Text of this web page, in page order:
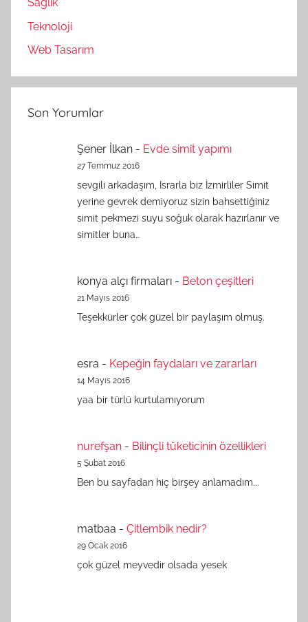
Sağlık
Teknoloji
Web Tasarım
Son Yorumlar
Şener İlkan - Evde simit yapımı
27 Temmuz 2016
sevgili arkadaşım, Israrla biz İzmirliler Simit
yerine gevrek demiyoruz sizin bahsettiğiniz
simit pekmezi suyu soğuk olarak hazırlanır ve
simitler buna…
konya alçı firmaları - Beton çeşitleri
21 Mayıs 2016
Teşekkürler çok güzel bir paylaşım olmuş.
esra - Kepeğin faydaları ve zararları
14 Mayıs 2016
yaa bir türlü kurtulamıyorum
nurefşan - Bilinçli tüketicinin özellikleri
5 Şubat 2016
Ben bu sayfadan hiç birşey anlamadım...
matbaa - Çitlembik nedir?
29 Ocak 2016
çok güzel meyvedir olsada yesek